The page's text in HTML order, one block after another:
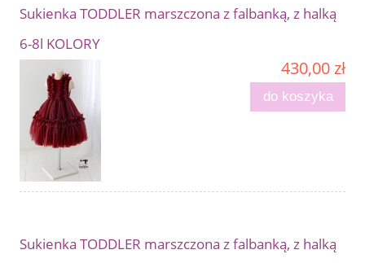
Sukienka TODDLER marszczona z falbanką, z halką
6-8l KOLORY
430,00 zł
do koszyka
Sukienka TODDLER marszczona z falbanką, z halką